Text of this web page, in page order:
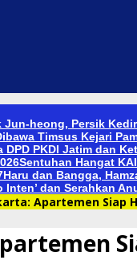
heong, Persik
Timsus Kejari
PKDI Jatim dan
Sentuhan Hangat
Haru dan Bangga,
Inten’ dan Serahkan
Apartemen Siap